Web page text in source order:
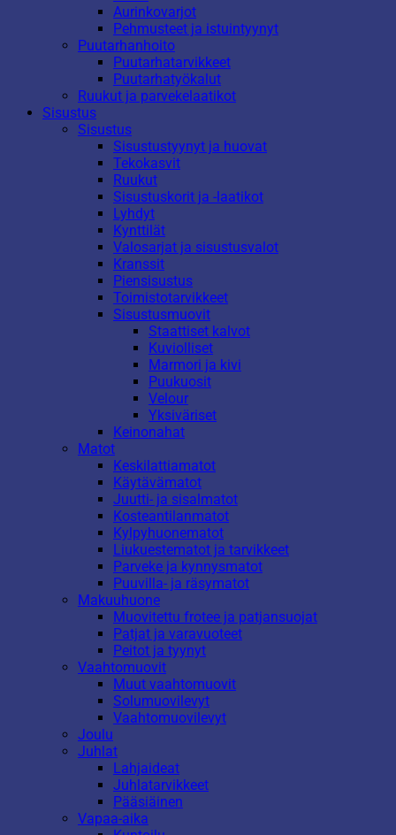
Aurinkovarjot
Pehmusteet ja istuintyynyt
Puutarhanhoito
Puutarhatarvikkeet
Puutarhatyökalut
Ruukut ja parvekelaatikot
Sisustus
Sisustus
Sisustustyynyt ja huovat
Tekokasvit
Ruukut
Sisustuskorit ja -laatikot
Lyhdyt
Kynttilät
Valosarjat ja sisustusvalot
Kranssit
Piensisustus
Toimistotarvikkeet
Sisustusmuovit
Staattiset kalvot
Kuviolliset
Marmori ja kivi
Puukuosit
Velour
Yksiväriset
Keinonahat
Matot
Keskilattiamatot
Käytävämatot
Juutti- ja sisalmatot
Kosteantilanmatot
Kylpyhuonematot
Liukuestematot ja tarvikkeet
Parveke ja kynnysmatot
Puuvilla- ja räsymatot
Makuuhuone
Muovitettu frotee ja patjansuojat
Patjat ja varavuoteet
Peitot ja tyynyt
Vaahtomuovit
Muut vaahtomuovit
Solumuovilevyt
Vaahtomuovilevyt
Joulu
Juhlat
Lahjaideat
Juhlatarvikkeet
Pääsiäinen
Vapaa-aika